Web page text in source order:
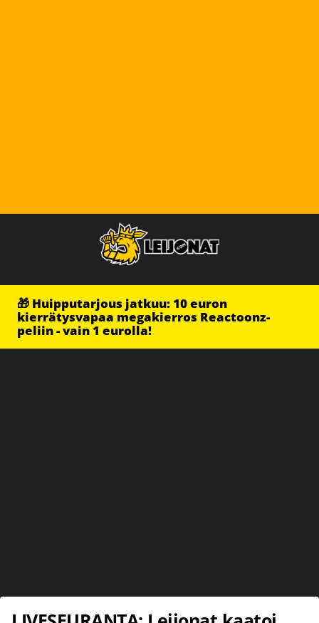
🎁 Huipputarjous jatkuu: 10 euron
kierrätysvapaa megakierros Reactoonz-
peliin - vain 1 eurolla!